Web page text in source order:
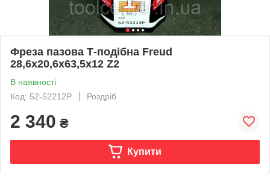
Фреза пазова Т-подібна Freud
28,6х20,6х63,5х12 Z2
В наявності
Код: 52-52212P
Роздріб
2 340 ₴
Купити